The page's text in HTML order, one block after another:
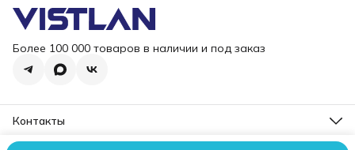
Более 100 000 товаров в наличии и под заказ
Контакты
Режим работы